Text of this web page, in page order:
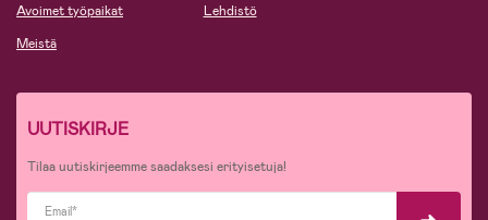
Avoimet työpaikat
Meistä
Lehdistö
UUTISKIRJE
Tilaa uutiskirjeemme saadaksesi erityisetuja!
Email*